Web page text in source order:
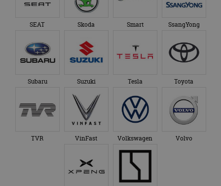
SEAT Skoda Smart SsangYong
Subaru Suzuki Tesla Toyota
TVR VinFast Volkswagen Volvo